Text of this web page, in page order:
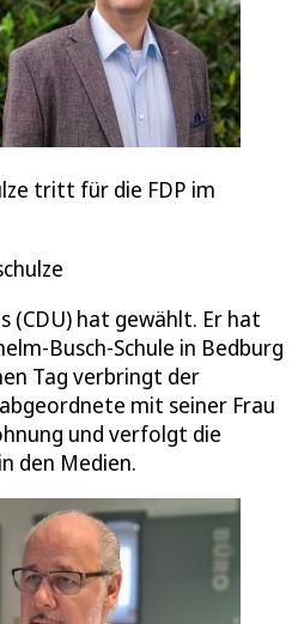
tritt für die FDP im
(CDU) hat gewählt. Er hat
Busch-Schule in Bedburg
Tag verbringt der
mit seiner Frau
und verfolgt die
den Medien.